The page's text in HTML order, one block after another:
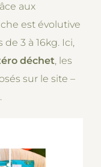
aux
est évolutive
3 à 16kg. Ici,
déchet, les
sur le site –